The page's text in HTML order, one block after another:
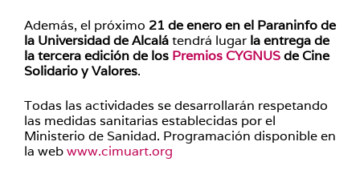
Además, el próximo 21 de enero en el Paraninfo de
la Universidad de Alcalátendrá lugar la entrega de
la tercera edición de los Premios CYGNUSde Cine
Solidario y Valores.
Todas las actividades se desarrollarán respetando
las medidas sanitarias establecidas por el
Ministerio de Sanidad. Programación disponible en
la webwww.cimuart.org